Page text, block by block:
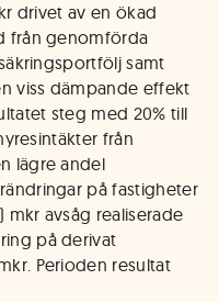
drivet av en ökad
från genomförda
samt
viss dämpande effekt
steg med 20% till
från
lägre andel
på fastigheter
mkr avsåg realiserade
på derivat
Perioden resultat